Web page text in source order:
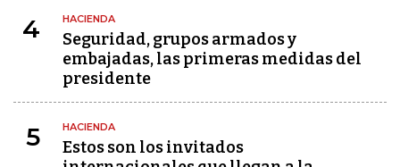
4 HACIENDA
Seguridad, grupos armados y
embajadas, las primeras medidas del
presidente
5 HACIENDA
Estos son los invitados